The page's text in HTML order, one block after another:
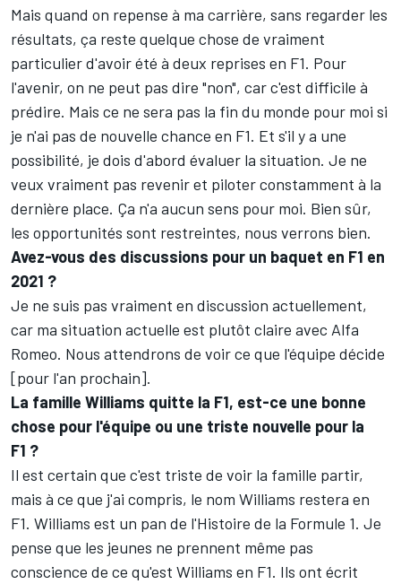
Mais quand on repense à ma carrière, sans regarder les
résultats, ça reste quelque chose de vraiment
particulier d'avoir été à deux reprises en F1. Pour
l'avenir, on ne peut pas dire "non", car c'est difficile à
prédire. Mais ce ne sera pas la fin du monde pour moi si
je n'ai pas de nouvelle chance en F1. Et s'il y a une
possibilité, je dois d'abord évaluer la situation. Je ne
veux vraiment pas revenir et piloter constamment à la
dernière place. Ça n'a aucun sens pour moi. Bien sûr,
les opportunités sont restreintes, nous verrons bien.
Avez-vous des discussions pour un baquet en F1 en
2021 ?
Je ne suis pas vraiment en discussion actuellement,
car ma situation actuelle est plutôt claire avec Alfa
Romeo. Nous attendrons de voir ce que l'équipe décide
[pour l'an prochain].
La famille Williams quitte la F1, est-ce une bonne
chose pour l'équipe ou une triste nouvelle pour la
F1 ?
Il est certain que c'est triste de voir la famille partir,
mais à ce que j'ai compris, le nom Williams restera en
F1. Williams est un pan de l'Histoire de la Formule 1. Je
pense que les jeunes ne prennent même pas
conscience de ce qu'est Williams en F1. Ils ont écrit